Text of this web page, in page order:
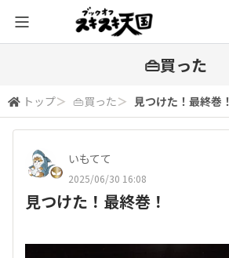
👜買った
トップ＞ 👜買った＞ 見つけた！最終巻！
いもてて
2025/06/30 16:08
見つけた！最終巻！